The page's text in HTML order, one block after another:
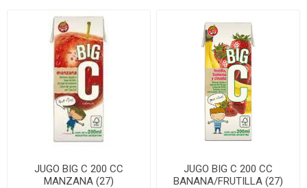
JUGO BIG C 200 CC
MANZANA (27)
JUGO BIG C 200 CC
BANANA/FRUTILLA (27)